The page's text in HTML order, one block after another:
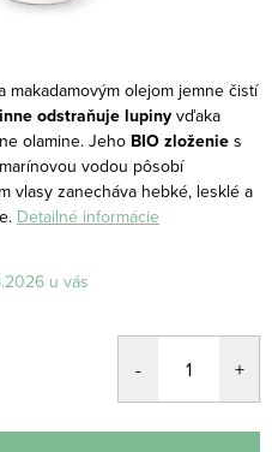
makadamovým olejom jemne čistí
odstraňuje lupiny vďaka
olamine. Jeho BIO zloženie s
vodou pôsobí
vlasy zanecháva hebké, lesklé a
Detailné informácie